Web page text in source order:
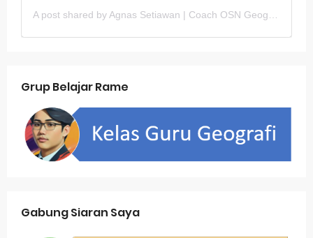
Grup Belajar Rame
Gabung Siaran Saya